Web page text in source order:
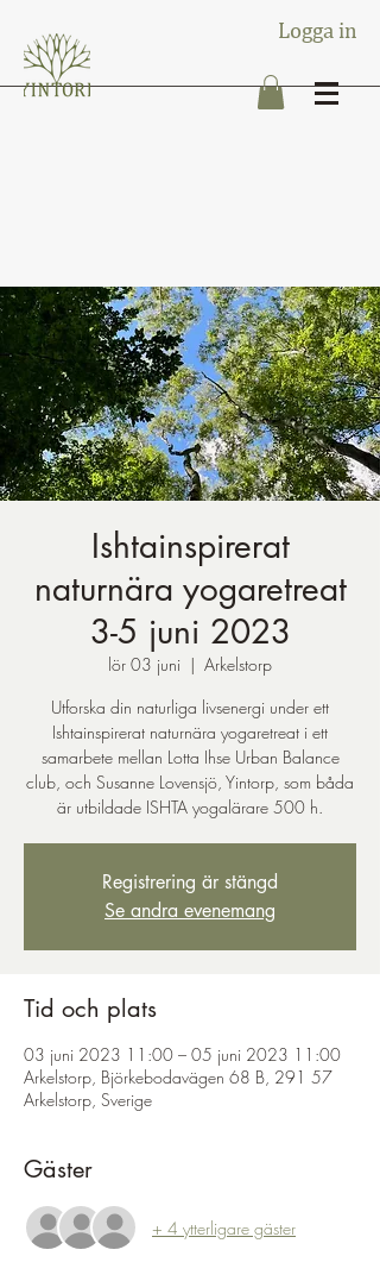
Logga in
Ishtainspirerat
naturnära yogaretreat
3-5 juni 2023
lör 03 juni
  |
Arkelstorp
Utforska din naturliga livsenergi under ett
Ishtainspirerat naturnära yogaretreat i ett
samarbete mellan Lotta Ihse Urban Balance
club, och Susanne Lovensjö, Yintorp, som båda
är utbildade ISHTA yogalärare 500 h.
Registrering är stängd
Se andra evenemang
Tid och plats
03 juni 2023 11:00 – 05 juni 2023 11:00
Arkelstorp, Björkebodavägen 68 B, 291 57
Arkelstorp, Sverige
Gäster
+ 4 ytterligare gäster